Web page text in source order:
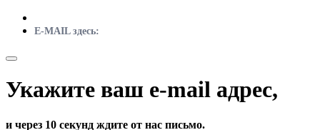
E-MAIL здесь:
Укажите ваш e-mail адрес,
и через 10 секунд ждите от нас письмо.